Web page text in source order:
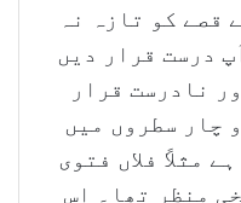
قصے کو تازہ نہ
درست قرار دیں
نادرست قرار
چار سطروں میں
مثلاً فلاں فتوی
منظر تھا۔ اس